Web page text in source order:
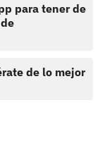
para tener de
de lo mejor